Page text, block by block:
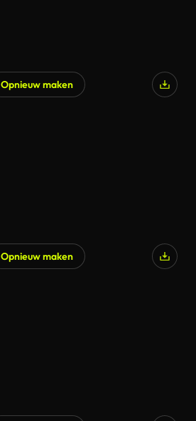
Opnieuw maken
Opnieuw maken